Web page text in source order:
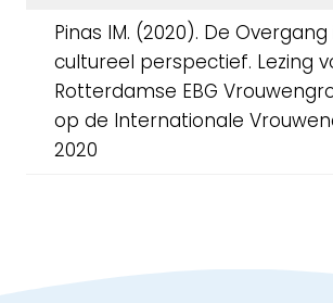
Pinas IM. (2020). De
cultureel perspectief. Lezing
Rotterdamse EBG
op de Internationale
2020